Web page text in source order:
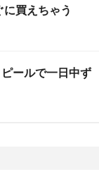
買えちゃう
ールで一日中ず